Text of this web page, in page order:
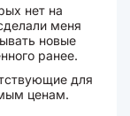
нет на
меня
новые
ранее.
для
ценам.